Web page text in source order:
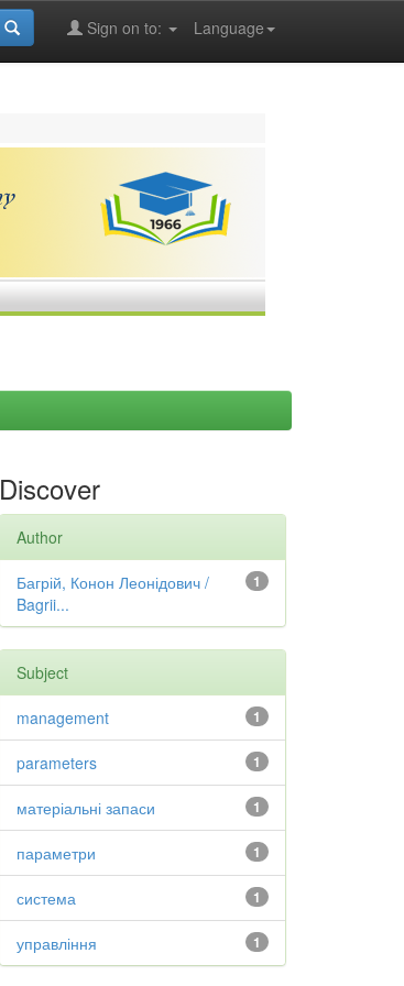
Language
Sign on to:
Discover
Author
1
Багрій, Конон Леонідович /
Bagrii...
Subject
1
management
1
parameters
1
матеріальні запаси
1
параметри
1
система
1
управління